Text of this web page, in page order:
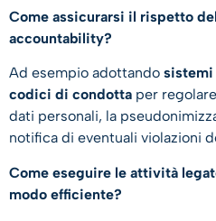
Come assicurarsi il rispetto
accountability?
Ad esempio adottando sistemi
codici di condotta per
dati personali, la
notifica di eventuali violazioni
Come eseguire le attività
modo efficiente?